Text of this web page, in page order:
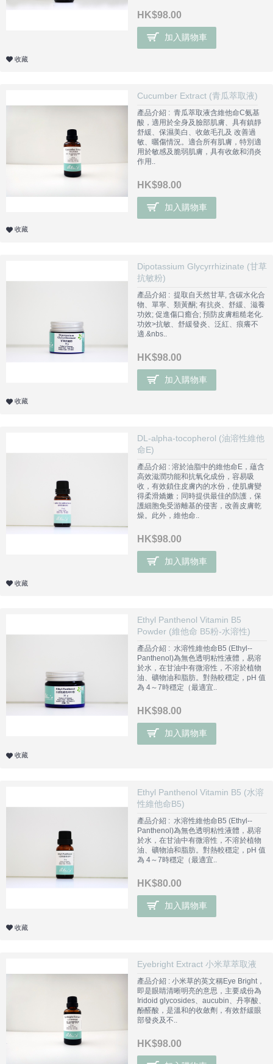
HK$98.00
加入購物車
收藏
Cucumber Extract (青瓜萃取液)
產品介紹 : 青瓜萃取液含維他命C氨基
酸，適用於全身及臉部肌膚、具有鎮靜
舒緩、保濕美白、收斂毛孔及 改善過
敏、曬傷情況。適合所有肌膚，特別適
用於敏感及脆弱肌膚，具有收斂和消炎
作用..
HK$98.00
加入購物車
收藏
Dipotassium Glycyrrhizinate (甘草
抗敏粉)
產品介紹 : 提取自天然甘草, 含碳水化合
物、單寧、類黃酮; 有抗炎、舒緩、滋養
功效; 促進傷口癒合; 預防皮膚粗糙老化.
功效>抗敏、舒緩發炎、泛紅、痕癢不
適.&nbs..
HK$98.00
加入購物車
收藏
DL-alpha-tocopherol (油溶性維他
命E)
產品介紹 : 溶於油脂中的維他命E，蘊含
高效滋潤功能和抗氧化成份，容易吸
收，有效鎖住皮膚內的水份，使肌膚變
得柔滑嬌嫩；同時提供最佳的防護，保
護細胞免受游離基的侵害，改善皮膚乾
燥。此外，維他命..
HK$98.00
加入購物車
收藏
Ethyl Panthenol Vitamin B5
Powder (維他命 B5粉-水溶性)
產品介紹 : 水溶性維他命B5 (Ethyl--
Panthenol)為無色透明粘性液體，易溶
於水，在甘油中有微溶性，不溶於植物
油、礦物油和脂肪。對熱較穩定，pH 值
為 4～7時穩定（最適宜..
HK$98.00
加入購物車
收藏
Ethyl Panthenol Vitamin B5 (水溶
性維他命B5)
產品介紹 : 水溶性維他命B5 (Ethyl--
Panthenol)為無色透明粘性液體，易溶
於水，在甘油中有微溶性，不溶於植物
油、礦物油和脂肪。對熱較穩定，pH 值
為 4～7時穩定（最適宜..
HK$80.00
加入購物車
收藏
Eyebright Extract 小米草萃取液
產品介紹 : 小米草的英文稱Eye Bright，
即是眼睛清晰明亮的意思，主要成份為
Iridoid glycosides、aucubin、丹寧酸、
酚醛酸，是溫和的收斂劑，有效舒緩眼
部發炎及不..
HK$98.00